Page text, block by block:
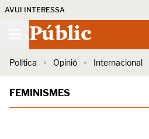
AVUI INTERESSA
Públic
Política Opinió Internacional
FEMINISMES